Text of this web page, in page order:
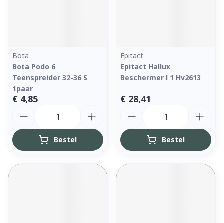
Bota
Bota Podo 6
Teenspreider 32-36 S
1paar
€ 4,85
Bestel
Epitact
Epitact Hallux
Beschermer l 1 Hv2613
€ 28,41
Bestel